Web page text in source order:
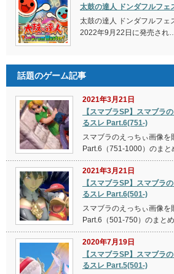
太鼓の達人 ドンダフルフェ
太鼓の達人 ドンダフルフェ
2022年9月22日に発売され
話題のゲーム記事
2021年3月21日
【スマブラSP】スマブラ
るスレ Part.6(751-)
スマブラのえっちぃ画像を
Part.6（751-1000）のま
2021年3月21日
【スマブラSP】スマブラ
るスレ Part.6(501-)
スマブラのえっちぃ画像を
Part.6（501-750）のまと
2020年7月19日
【スマブラSP】スマブラ
るスレ Part.5(501-)